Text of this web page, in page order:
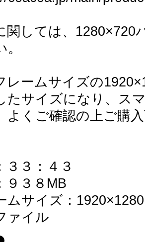
関しては、1280×720
レームサイズの
たサイズになり、ス
よくご確認の上ご購
３３：４３
９３８MB
ムサイズ：1920×1280
ァイル